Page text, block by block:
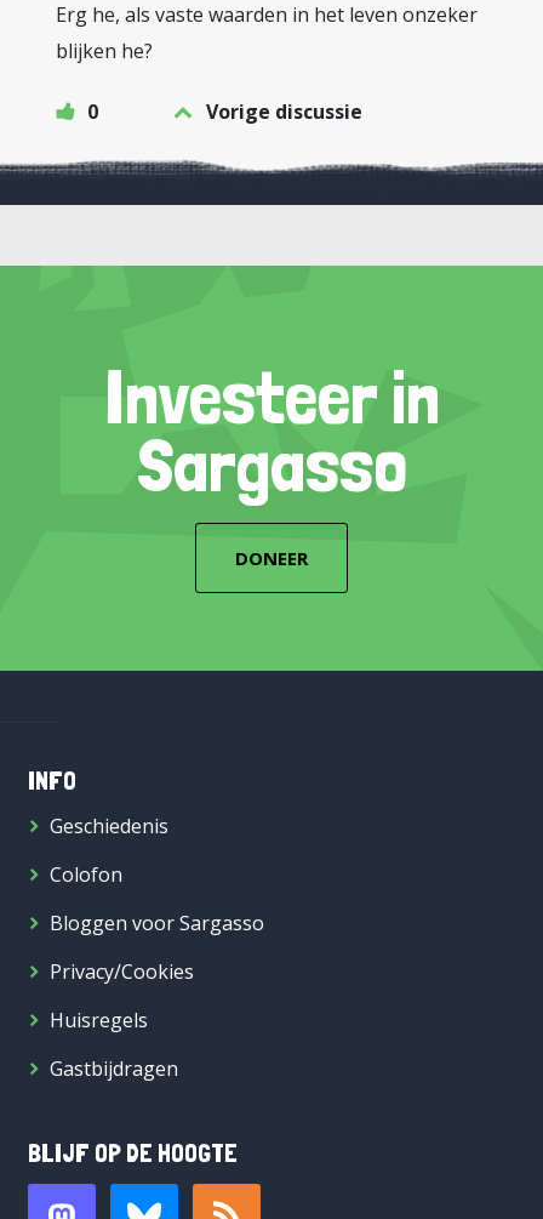
Erg he, als vaste waarden in het leven onzeker
blijken he?
0 Vorige discussie
Investeer in
Sargasso
DONEER
INFO
Geschiedenis
Colofon
Bloggen voor Sargasso
Privacy/Cookies
Huisregels
Gastbijdragen
BLIJF OP DE HOOGTE